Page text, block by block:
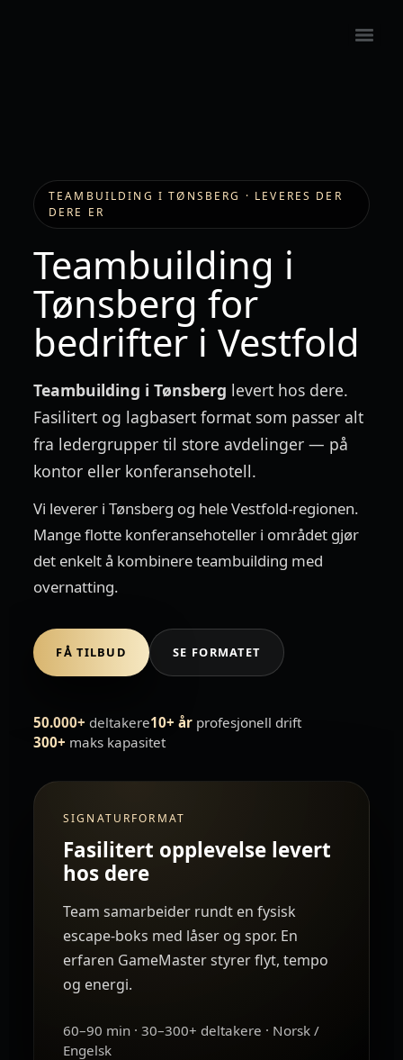
TEAMBUILDING I TØNSBERG · LEVERES DER
DERE ER
Teambuilding i
Tønsberg for
bedrifter i Vestfold
Teambuilding i Tønsberg levert hos dere.
Fasilitert og lagbasert format som passer alt
fra ledergrupper til store avdelinger — på
kontor eller konferansehotell.
Vi leverer i Tønsberg og hele Vestfold-regionen.
Mange flotte konferansehoteller i området gjør
det enkelt å kombinere teambuilding med
overnatting.
FÅ TILBUD SE FORMATET
50.000+ deltakere10+ årprofesjonell drift
300+ maks kapasitet
SIGNATURFORMAT
Fasilitert opplevelse levert
hos dere
Team samarbeider rundt en fysisk
escape-boks med låser og spor. En
erfaren GameMaster styrer flyt, tempo
og energi.
60–90 min · 30–300+ deltakere · Norsk /
Engelsk